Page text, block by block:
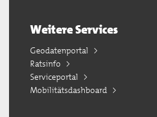
Weitere Services
Geodatenportal
Ratsinfo
Serviceportal
Mobilitätsdashboard